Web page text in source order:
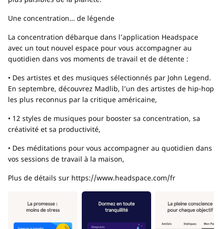
Une concentration… de légende
La concentration débarque dans l’application Headspace
avec un tout nouvel espace pour vous accompagner au
quotidien dans vos moments de travail et de détente :
• Des artistes et des musiques sélectionnés par John Legend.
En septembre, découvrez Madlib, l’un des artistes de hip-hop
les plus reconnus par la critique américaine,
• 12 styles de musiques pour booster sa concentration, sa
créativité et sa productivité,
• Des méditations pour vous accompagner au quotidien dans
vos sessions de travail à la maison,
Plus de détails sur https://www.headspace.com/fr